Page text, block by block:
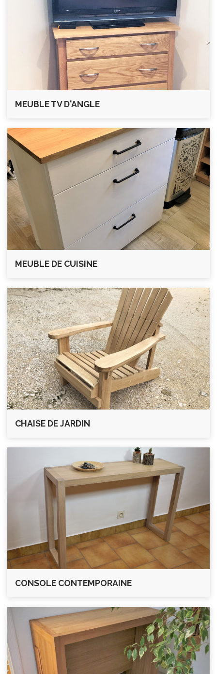
MEUBLE TV D'ANGLE
MEUBLE DE CUISINE
CHAISE DE JARDIN
CONSOLE CONTEMPORAINE